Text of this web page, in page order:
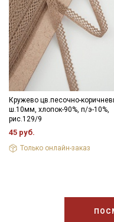
Кружево цв.песочно-
ш.10мм, хлопок-90%, п/э-10%,
рис.129/9
45 руб.
Только онлайн-заказ